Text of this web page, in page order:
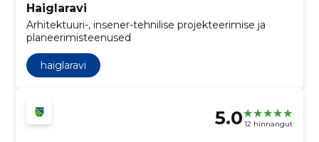
Haiglaravi
Arhitektuuri-, insener-tehnilise projekteerimise ja
planeerimisteenused
haiglaravi
5.0 12 hinnangut